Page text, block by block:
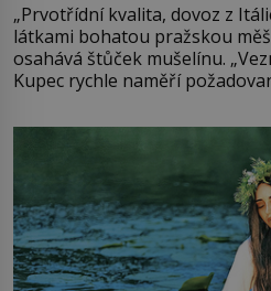
„Prvotřídní kvalita, dovoz z
látkami bohatou pražskou
osahává štůček mušelínu.
Kupec rychle naměří
milostpaní. Stačí jenom na
množství růžového mušelínu.